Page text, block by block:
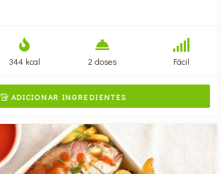
344 kcal 2 doses Fácil
ADICIONAR INGREDIENTES